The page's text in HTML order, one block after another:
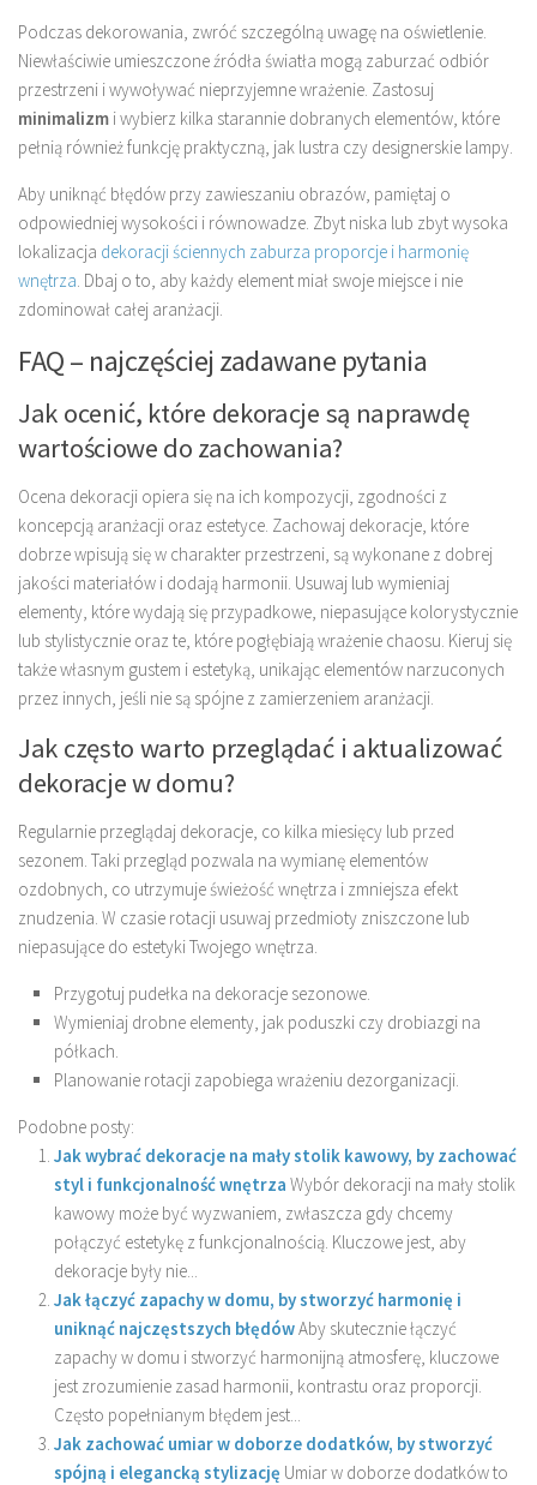
Podczas dekorowania, zwróć szczególną uwagę na oświetlenie.
Niewłaściwie umieszczone źródła światła mogą zaburzać odbiór
przestrzeni i wywoływać nieprzyjemne wrażenie. Zastosuj
minimalizm i wybierz kilka starannie dobranych elementów, które
pełnią również funkcję praktyczną, jak lustra czy designerskie lampy.
Aby uniknąć błędów przy zawieszaniu obrazów, pamiętaj o
odpowiedniej wysokości i równowadze. Zbyt niska lub zbyt wysoka
lokalizacja dekoracji ściennych zaburza proporcje i harmonię
wnętrza . Dbaj o to, aby każdy element miał swoje miejsce i nie
zdominował całej aranżacji.
FAQ – najczęściej zadawane pytania
Jak ocenić, które dekoracje są naprawdę
wartościowe do zachowania?
Ocena dekoracji opiera się na ich kompozycji, zgodności z
koncepcją aranżacji oraz estetyce. Zachowaj dekoracje, które
dobrze wpisują się w charakter przestrzeni, są wykonane z dobrej
jakości materiałów i dodają harmonii. Usuwaj lub wymieniaj
elementy, które wydają się przypadkowe, niepasujące kolorystycznie
lub stylistycznie oraz te, które pogłębiają wrażenie chaosu. Kieruj się
także własnym gustem i estetyką, unikając elementów narzuconych
przez innych, jeśli nie są spójne z zamierzeniem aranżacji.
Jak często warto przeglądać i aktualizować
dekoracje w domu?
Regularnie przeglądaj dekoracje, co kilka miesięcy lub przed
sezonem. Taki przegląd pozwala na wymianę elementów
ozdobnych, co utrzymuje świeżość wnętrza i zmniejsza efekt
znudzenia. W czasie rotacji usuwaj przedmioty zniszczone lub
niepasujące do estetyki Twojego wnętrza.
Przygotuj pudełka na dekoracje sezonowe.
Wymieniaj drobne elementy, jak poduszki czy drobiazgi na
półkach.
Planowanie rotacji zapobiega wrażeniu dezorganizacji.
Podobne posty:
Jak wybrać dekoracje na mały stolik kawowy, by zachować
styl i funkcjonalność wnętrza Wybór dekoracji na mały stolik
kawowy może być wyzwaniem, zwłaszcza gdy chcemy
połączyć estetykę z funkcjonalnością. Kluczowe jest, aby
dekoracje były nie...
Jak łączyć zapachy w domu, by stworzyć harmonię i
uniknąć najczęstszych błędówAby skutecznie łączyć
zapachy w domu i stworzyć harmonijną atmosferę, kluczowe
jest zrozumienie zasad harmonii, kontrastu oraz proporcji.
Często popełnianym błędem jest...
Jak zachować umiar w doborze dodatków, by stworzyć
spójną i elegancką stylizację Umiar w doborze dodatków to